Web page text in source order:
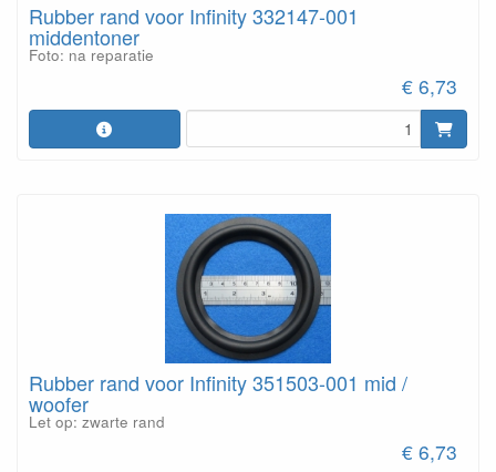
Rubber rand voor Infinity 332147-001
middentoner
Foto: na reparatie
€ 6,73
Rubber rand voor Infinity 351503-001 mid /
woofer
Let op: zwarte rand
€ 6,73